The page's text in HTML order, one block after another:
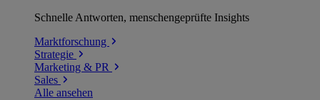
Schnelle Antworten, menschengeprüfte Insights
Marktforschung
Strategie
Marketing & PR
Sales
Alle ansehen